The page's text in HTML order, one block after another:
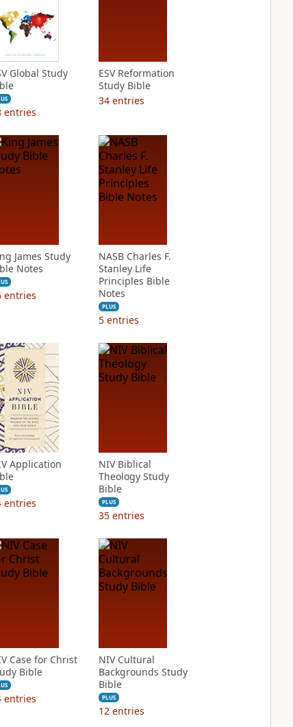
Global Study
entries
ESV Reformation
Study Bible
34 entries
James Study
Notes
entries
NASB Charles F.
Stanley Life
Principles Bible
Notes
PLUS
5 entries
Application
entries
NIV Biblical
Theology Study
Bible
PLUS
35 entries
Case for Christ
Bible
entries
NIV Cultural
Backgrounds Study
Bible
PLUS
12 entries